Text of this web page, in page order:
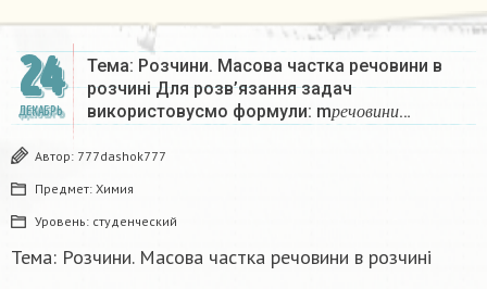
24
ДЕКАБРЬ
Тема: Розчини. Масова частка речовини в
розчині Для розв’язання задач
використовусмо формули: m р е ч о в и н и
р е …
Автор: 777dashok777
Предмет: Химия
Уровень: студенческий
Тема: Розчини. Масова частка речовини в розчині